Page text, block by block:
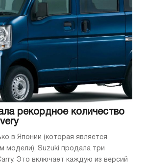
рекордное количество
в Японии (которая является
модели), Suzuki продала три
Это включает каждую из версий